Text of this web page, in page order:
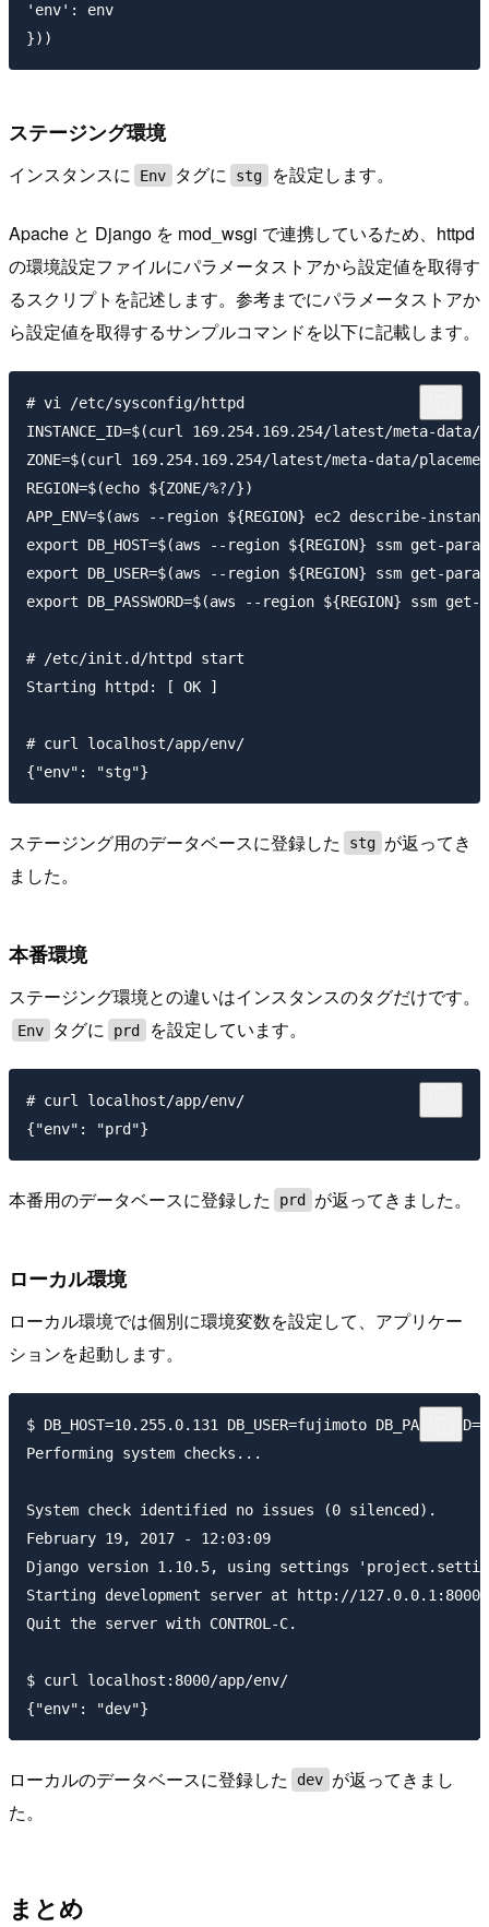
'env': env
ステージング環境
インスタンスに Env タグに stg を設定します。
Apache と Django を mod_wsgi で連携しているため、httpd
の環境設定ファイルにパラメータストアから設定値を取得す
るスクリプトを記述します。参考までにパラメータストアか
ら設定値を取得するサンプルコマンドを以下に記載します。
# vi /etc/sysconfig/httpd
INSTANCE_ID=$(curl 169.254.169.254/latest/meta-
ZONE=$(curl 169.254.169.254/latest/meta-data/
REGION=$(echo ${ZONE/%?/})
APP_ENV=$(aws --region ${REGION} ec2 describe-
export DB_HOST=$(aws --region ${REGION} ssm get-
export DB_USER=$(aws --region ${REGION} ssm get-
export DB_PASSWORD=$(aws --region ${REGION}
# /etc/init.d/httpd start
Starting httpd: [ OK ]
# curl localhost/app/env/
ステージング用のデータベースに登録した stg が返ってき
ました。
本番環境
ステージング環境との違いはインスタンスのタグだけです。
Env タグに prd を設定しています。
# curl localhost/app/env/
本番用のデータベースに登録した prd が返ってきました。
ローカル環境
ローカル環境では個別に環境変数を設定して、アプリケー
ションを起動します。
$ DB_HOST=10.255.0.131 DB_USER=fujimoto
Performing system checks...
System check identified no issues (0 silenced).
February 19, 2017 - 12:03:09
Django version 1.10.5, using settings
Starting development server at http://127.0.0.1:8000/
Quit the server with CONTROL-C.
$ curl localhost:8000/app/env/
ローカルのデータベースに登録した dev が返ってきまし
た。
まとめ